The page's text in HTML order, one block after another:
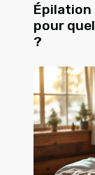
Épilation
pour
?